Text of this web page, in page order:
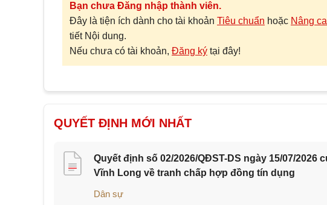
Bạn chưa Đăng nhập thành viên.
Đây là tiện ích dành cho tài khoản Tiêu chuẩn hoặc Nâng
tiết Nội dung.
Nếu chưa có tài khoản, Đăng ký tại đây!
QUYẾT ĐỊNH MỚI NHẤT
Quyết định số 02/2026/QĐST-DS ngày 15/07/
Vĩnh Long về tranh chấp hợp đồng tín dụng
Dân sự